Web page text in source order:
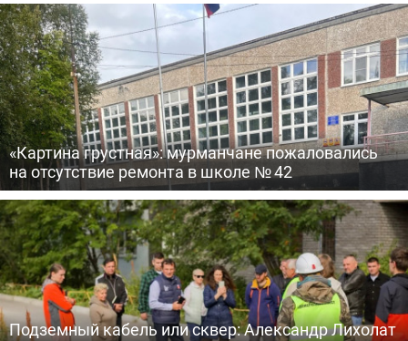
«Картина грустная»: мурманчане пожаловались
на отсутствие ремонта в школе № 42
Подземный кабель или сквер: Александр Лихолат